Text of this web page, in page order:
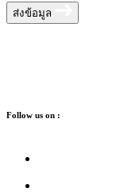
ส่งข้อมูล
Follow us on :